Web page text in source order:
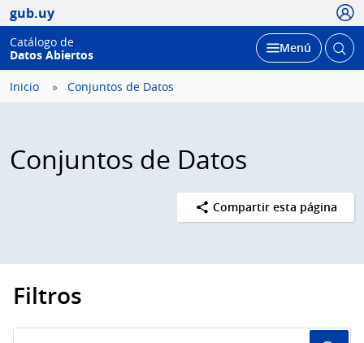
gub.uy
Catálogo de
Datos Abiertos
Desplegar
Menú Abrir
Inicio Conjuntos de Datos
Conjuntos de Datos
Compartir esta página
Filtros